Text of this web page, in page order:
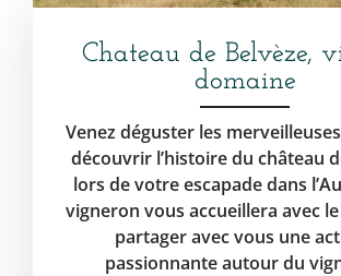
Chateau de Belvèze,
domaine
Venez déguster les
découvrir l’histoire du château
lors de votre escapade dans
vigneron vous accueillera avec
partager avec vous une
passionnante autour du